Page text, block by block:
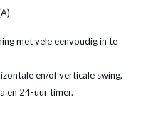
met vele eenvoudig in te
en/of verticale swing,
en 24-uur timer.